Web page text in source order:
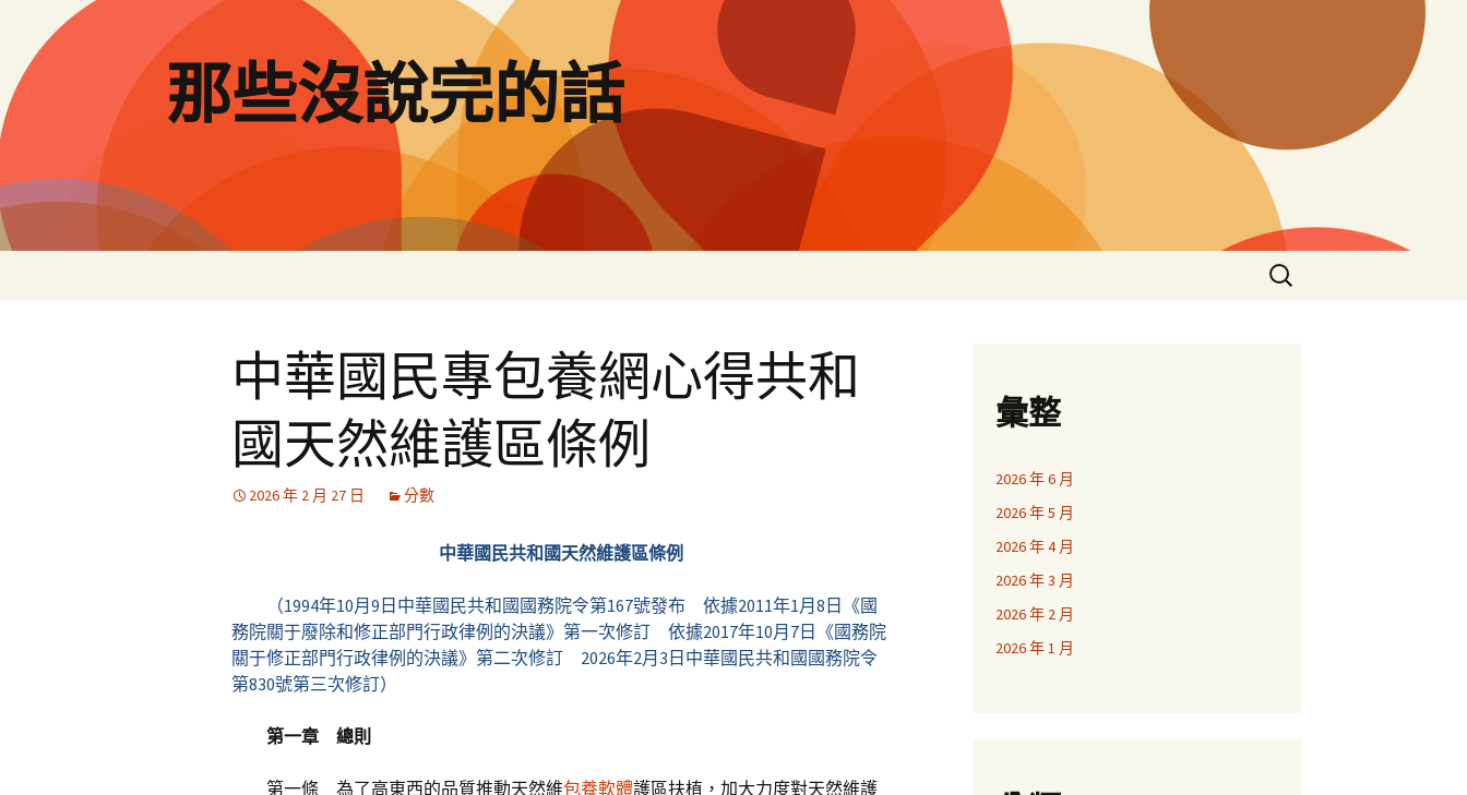
要
內
容
那些沒說完的話
搜
尋
中華國民專包養網心得共和
國天然維護區條例
2026 年 2 月 27 日 分數
中華國民共和國天然維護區條例
（1994年10月9日中華國民共和國國務院令第167號發布 依據2011年1月8日《國
務院關于廢除和修正部門行政律例的決議》第一次修訂 依據2017年10月7日《國務院
關于修正部門行政律例的決議》第二次修訂 2026年2月3日中華國民共和國國務院令
第830號第三次修訂）
第一章 總則
第一條 為了高東西的品質推動天然維包養軟體護區扶植，加大力度對天然維護
彙整
2026 年 6 月
2026 年 5 月
2026 年 4 月
2026 年 3 月
2026 年 2 月
2026 年 1 月